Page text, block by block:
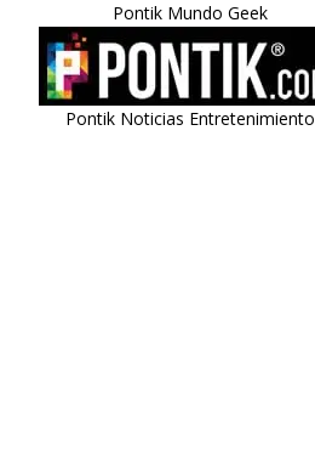
Pontik Mundo Geek
Pontik Noticias Entretenimiento